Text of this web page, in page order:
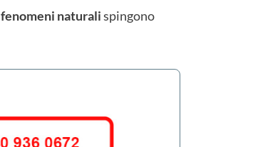
fenomeni naturalispingono